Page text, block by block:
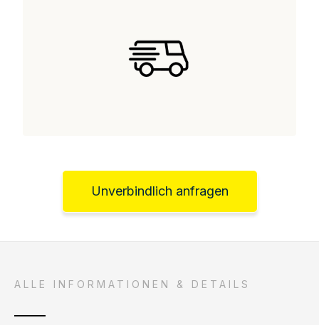
Unverbindlich anfragen
ALLE INFORMATIONEN & DETAILS